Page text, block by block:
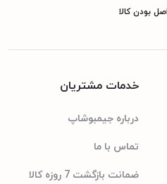
بودن کالا
خدمات مشتریان
درباره جیمبوشاپ
تماس با ما
ضمانت بازگشت 7 روزه کالا